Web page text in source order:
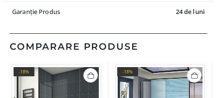
Garanție Produs 24 de luni
COMPARARE PRODUSE
-18% -18%